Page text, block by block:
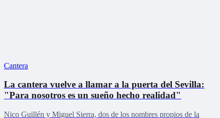
Cantera
La cantera vuelve a llamar a la puerta del Sevilla:
"Para nosotros es un sueño hecho realidad"
Nico Guillén y Miguel Sierra, dos de los nombres propios de la